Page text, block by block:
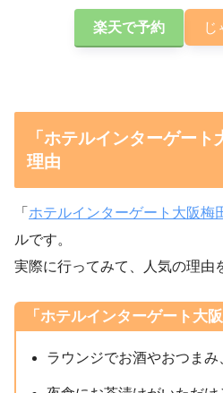
楽天で予約 じ
「ホテルインターゲー
理由
「 ホテルインターゲート大阪梅
ルです。
実際に行ってみて、人気の理由
「ホテルインターゲート大
ラウンジでお酒やおつまみ